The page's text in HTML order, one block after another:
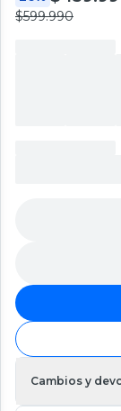
$599.990
Cambios y